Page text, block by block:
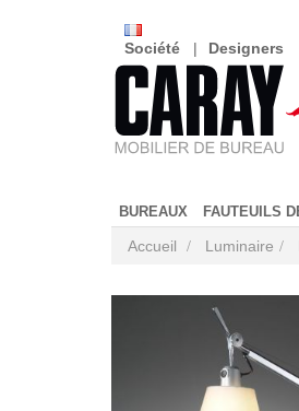
Société Designers
BUREAUX FAUTEUILS
Accueil Luminaire